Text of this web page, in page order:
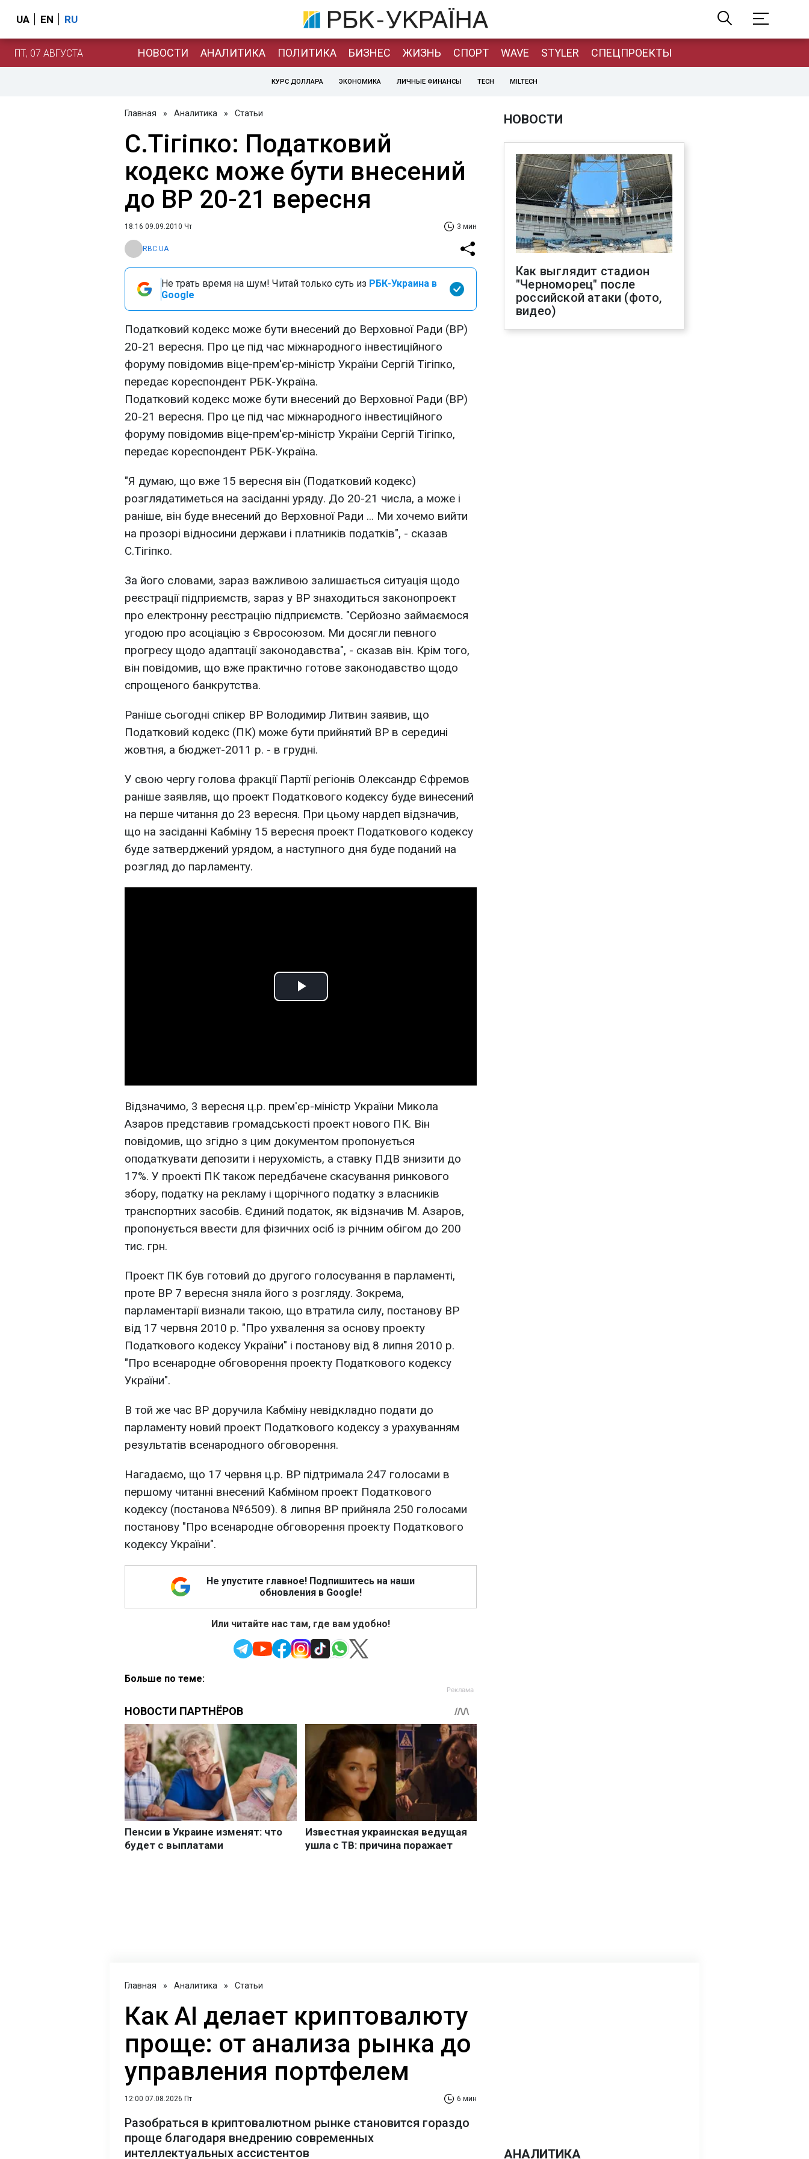
UA EN RU
ПТ, 07 АВГУСТА НОВОСТИ АНАЛИТИКА ПОЛИТИКА БИЗНЕС ЖИЗНЬ СПОРТ WAVE STYLER СПЕЦПРОЕКТЫ
КУРС ДОЛЛАРА ЭКОНОМИКА ЛИЧНЫЕ ФИНАНСЫ TECH MILTECH
Главная » Аналитика » Статьи
С.Тігіпко: Податковий
кодекс може бути внесений
до ВР 20-21 вересня
18:16 09.09.2010 Чт 3 мин
RBC.UA
Не трать время на шум! Читай только суть из РБК-Украина в
Google
Податковий кодекс може бути внесений до Верховної Ради (ВР)
20-21 вересня. Про це під час міжнародного інвестиційного
форуму повідомив віце-прем'єр-міністр України Сергій Тігіпко,
передає кореспондент РБК-Україна.
Податковий кодекс може бути внесений до Верховної Ради (ВР)
20-21 вересня. Про це під час міжнародного інвестиційного
форуму повідомив віце-прем'єр-міністр України Сергій Тігіпко,
передає кореспондент РБК-Україна.
"Я думаю, що вже 15 вересня він (Податковий кодекс)
розглядатиметься на засіданні уряду. До 20-21 числа, а може і
раніше, він буде внесений до Верховної Ради ... Ми хочемо вийти
на прозорі відносини держави і платників податків", - сказав
С.Тігіпко.
За його словами, зараз важливою залишається ситуація щодо
реєстрації підприємств, зараз у ВР знаходиться законопроект
про електронну реєстрацію підприємств. "Серйозно займаємося
угодою про асоціацію з Євросоюзом. Ми досягли певного
прогресу щодо адаптації законодавства", - сказав він. Крім того,
він повідомив, що вже практично готове законодавство щодо
спрощеного банкрутства.
Раніше сьогодні спікер ВР Володимир Литвин заявив, що
Податковий кодекс (ПК) може бути прийнятий ВР в середині
жовтня, а бюджет-2011 р. - в грудні.
У свою чергу голова фракції Партії регіонів Олександр Єфремов
раніше заявляв, що проект Податкового кодексу буде винесений
на перше читання до 23 вересня. При цьому нардеп відзначив,
що на засіданні Кабміну 15 вересня проект Податкового кодексу
буде затверджений урядом, а наступного дня буде поданий на
розгляд до парламенту.
Play
Відзначимо, 3 вересня ц.р. прем'єр-міністр України Микола
Азаров представив громадськості проект нового ПК. Він
повідомив, що згідно з цим документом пропонується
оподаткувати депозити і нерухомість, а ставку ПДВ знизити до
17%. У проекті ПК також передбачене скасування ринкового
збору, податку на рекламу і щорічного податку з власників
транспортних засобів. Єдиний податок, як відзначив М. Азаров,
пропонується ввести для фізичних осіб із річним обігом до 200
тис. грн.
Проект ПК був готовий до другого голосування в парламенті,
проте ВР 7 вересня зняла його з розгляду. Зокрема,
парламентарії визнали такою, що втратила силу, постанову ВР
від 17 червня 2010 р. "Про ухвалення за основу проекту
Податкового кодексу України" і постанову від 8 липня 2010 р.
"Про всенародне обговорення проекту Податкового кодексу
України".
В той же час ВР доручила Кабміну невідкладно подати до
парламенту новий проект Податкового кодексу з урахуванням
результатів всенародного обговорення.
Нагадаємо, що 17 червня ц.р. ВР підтримала 247 голосами в
першому читанні внесений Кабміном проект Податкового
кодексу (постанова №6509). 8 липня ВР прийняла 250 голосами
постанову "Про всенародне обговорення проекту Податкового
кодексу України".
Не упустите главное! Подпишитесь на наши
обновления в Google!
Или читайте нас там, где вам удобно!
Больше по теме:
НОВОСТИ
Как выглядит стадион
"Черноморец" после
российской атаки (фото,
видео)
Главная » Аналитика » Статьи
Как AI делает криптовалюту
проще: от анализа рынка до
управления портфелем
12:00 07.08.2026 Пт 6 мин
Разобраться в криптовалютном рынке становится гораздо
проще благодаря внедрению современных
интеллектуальных ассистентов
АНАЛИТИКА